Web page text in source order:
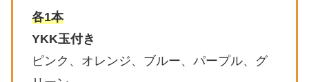
各1本
YKK玉付き
ピンク、オレンジ、ブルー、パープル、グ